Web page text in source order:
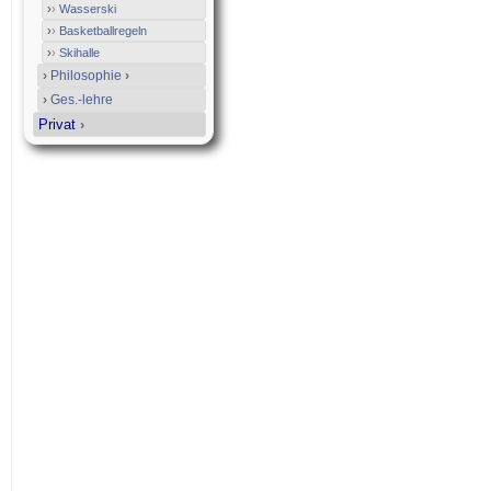
›› Wasserski
›› Basketballregeln
›› Skihalle
› Philosophie ›
› Ges.-lehre
Privat ›